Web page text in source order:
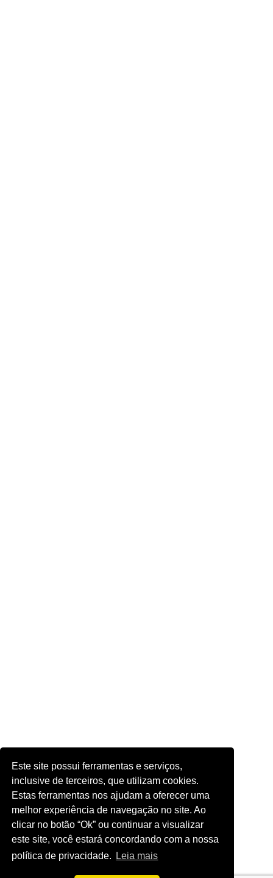
Este site possui ferramentas e serviços,
inclusive de terceiros, que utilizam cookies.
Estas ferramentas nos ajudam a oferecer uma
melhor experiência de navegação no site. Ao
clicar no botão “Ok” ou continuar a visualizar
este site, você estará concordando com a nossa
política de privacidade.
Leia mais